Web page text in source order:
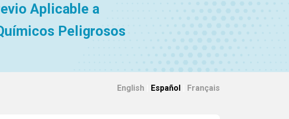
Aplicable a
Peligrosos
English Español Français